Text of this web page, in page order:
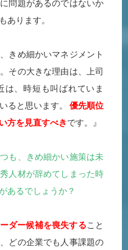
問題があるのではないか
あります。
きめ細かいマネジメント
その大きな理由は、上司
は、時短も叫ばれていま
ると思います。
優先順位
方を見直すべきです。』
も、きめ細かい施策は未
人材が辞めてしまった時
あるでしょうか？
ーダー候補を喪失すること
どの企業でも人事課題の